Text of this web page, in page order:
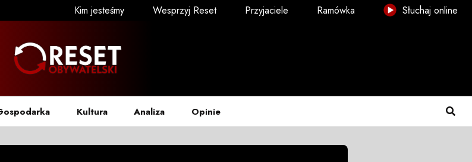
Kim jesteśmy Wesprzyj Reset Przyjaciele Ramówka Słuchaj online
Kultura Analiza Opinie